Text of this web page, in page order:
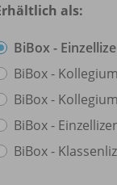
als:
BiBox -
BiBox -
BiBox -
BiBox -
BiBox -